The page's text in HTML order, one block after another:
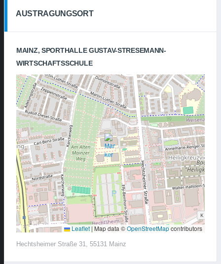
AUSTRAGUNGSORT
MAINZ, SPORTHALLE GUSTAV-STRESEMANN-
WIRTSCHAFTSSCHULE
Leaflet | Map data ©OpenStreetMapcontributors
Hechtsheimer Straße 31, 55131 Mainz